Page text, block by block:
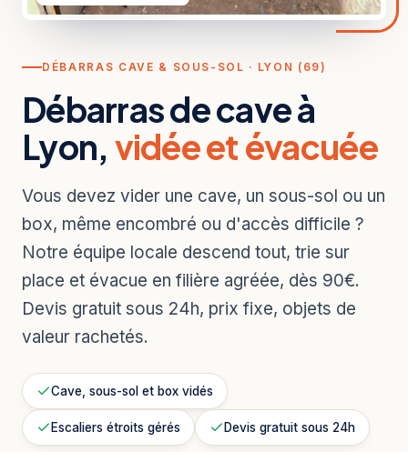
DÉBARRAS CAVE & SOUS-SOL · LYON (69)
Débarras de cave à
Lyon, vidée et évacuée
Vous devez vider une cave, un sous-sol ou un
box, même encombré ou d'accès difficile ?
Notre équipe locale descend tout, trie sur
place et évacue en filière agréée, dès 90€.
Devis gratuit sous 24h, prix fixe, objets de
valeur rachetés.
Cave, sous-sol et box vidés
Escaliers étroits gérés Devis gratuit sous 24h